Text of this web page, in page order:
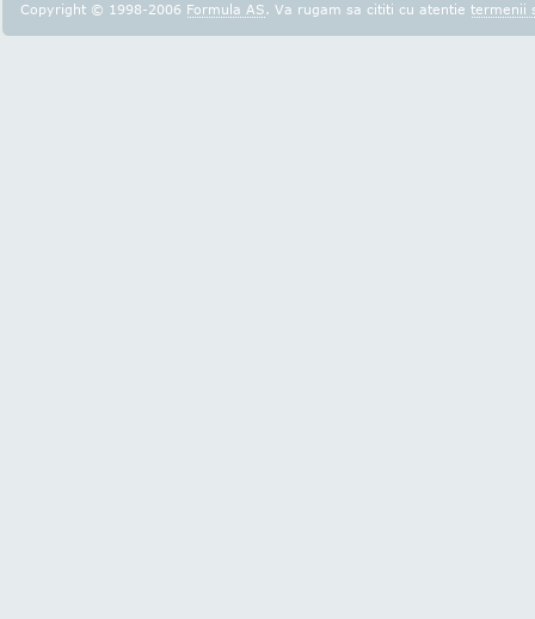
Copyright © 1998-2006 Formula AS. Va rugam sa cititi cu atentie termenii